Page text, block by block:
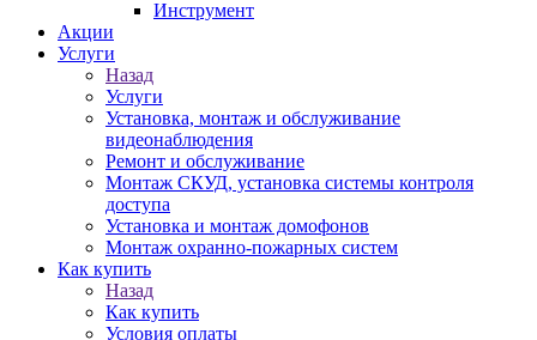
Инструмент
Акции
Услуги
Назад
Услуги
Установка, монтаж и обслуживание
видеонаблюдения
Ремонт и обслуживание
Монтаж СКУД, установка системы контроля
доступа
Установка и монтаж домофонов
Монтаж охранно-пожарных систем
Как купить
Назад
Как купить
Условия оплаты